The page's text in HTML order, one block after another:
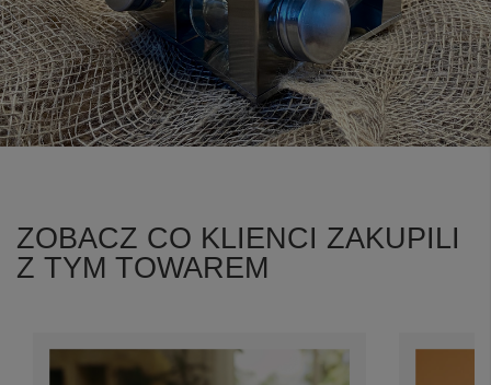
ZOBACZ CO KLIENCI ZAKUPILI
Z TYM TOWAREM